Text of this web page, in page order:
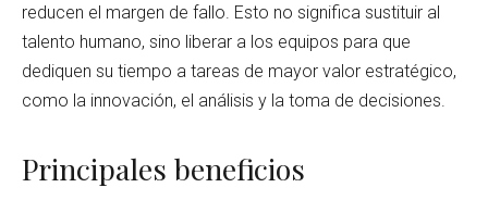
reducen el margen de fallo. Esto no significa sustituir al
talento humano, sino liberar a los equipos para que
dediquen su tiempo a tareas de mayor valor estratégico,
como la innovación, el análisis y la toma de decisiones.
Principales beneficios